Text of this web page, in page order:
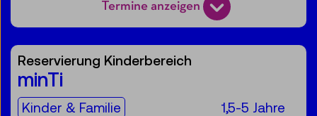
Termine anzeigen
minTi
Für die Zielgruppe:
Kinder & Familie 1,5-5 Jahre
Reservierung Kinderbereich